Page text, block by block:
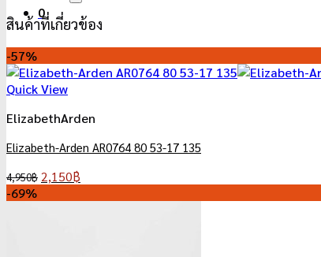
0
สินค้าที่เกี่ยวข้อง
-57%
Quick View
ElizabethArden
Elizabeth-Arden AR0764 80 53-17 135
4,950฿ Original
2,150฿
-69%